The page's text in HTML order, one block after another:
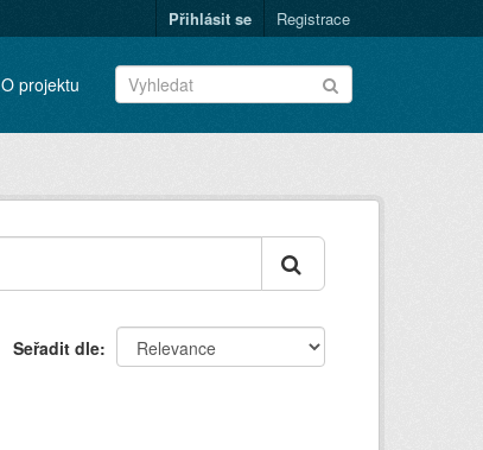
Přihlásit se Registrace
O projektu
Seřadit dle